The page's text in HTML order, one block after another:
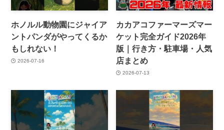
ホノルル動物園にジャイア
ントパンダがやってくるか
もしれない！
2026-07-16
カカアコファーマーズマー
ケット完全ガイド2026年
版｜行き方・駐車場・人気
店まとめ
2026-07-13